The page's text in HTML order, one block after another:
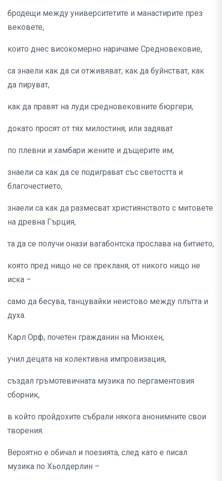
бродещи между университетите и манастирите през
вековете,
които днес високомерно наричаме Средновековие,
са знаели как да си отживяват, как да буйнстват, как
да пируват,
как да правят на луди средновековните бюргери,
докато просят от тях милостиня, или задяват
по плевни и хамбари жените и дъщерите им;
знаели са как да се подиграват със светостта и
благочестието,
знаели са как да размесват християнството с митовете
на древна Гърция,
та да се получи онази вагабонтска прослава на битието,
която пред нищо не се прекланя, от никого нищо не
иска –
само да бесува, танцувайки неистово между плътта и
духа.
Карл Орф, почетен гражданин на Мюнхен,
учил децата на колективна импровизация,
създал гръмотевичната музика по пергаментовия
сборник,
в който пройдохите събрали някога анонимните свои
творения.
Вероятно е обичал и поезията, след като е писал
музика по Хьолдерлин –